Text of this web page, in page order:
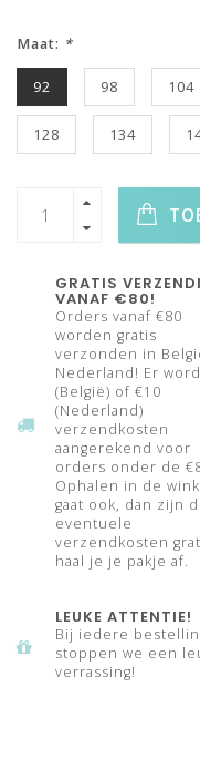
Maat: *
92 98 104
128 134
GRATIS
VANAF €80!
Orders vanaf €80
worden gratis
verzonden in
Nederland! Er
(België) of €10
(Nederland)
verzendkosten
aangerekend voor
orders onder de
Ophalen in de
gaat ook, dan zijn
eventuele
verzendkosten
haal je je pakje af.
LEUKE ATTENTIE!
Bij iedere
stoppen we een
verrassing!